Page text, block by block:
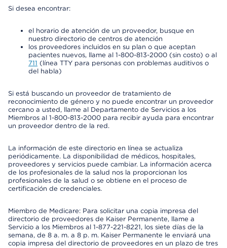
Si desea encontrar:
el horario de atención de un proveedor, busque en
nuestro directorio de centros de atención
los proveedores incluidos en su plan o que aceptan
pacientes nuevos, llame al 1-800-813-2000 (sin costo) o al
711 (línea TTY para personas con problemas auditivos o
del habla)
Si está buscando un proveedor de tratamiento de
reconocimiento de género y no puede encontrar un proveedor
cercano a usted, llame al Departamento de Servicios a los
Miembros al 1-800-813-2000 para recibir ayuda para encontrar
un proveedor dentro de la red.
La información de este directorio en línea se actualiza
periódicamente. La disponibilidad de médicos, hospitales,
proveedores y servicios puede cambiar. La información acerca
de los profesionales de la salud nos la proporcionan los
profesionales de la salud o se obtiene en el proceso de
certificación de credenciales.
Miembro de Medicare: Para solicitar una copia impresa del
directorio de proveedores de Kaiser Permanente, llame a
Servicio a los Miembros al 1-877-221-8221, los siete días de la
semana, de 8 a. m. a 8 p. m. Kaiser Permanente le enviará una
copia impresa del directorio de proveedores en un plazo de tres